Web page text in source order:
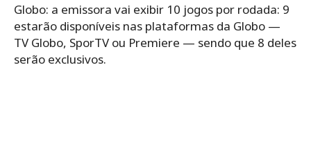
Globo: a emissora vai exibir 10 jogos por rodada: 9
estarão disponíveis nas plataformas da Globo —
TV Globo, SporTV ou Premiere — sendo que 8 deles
serão exclusivos.